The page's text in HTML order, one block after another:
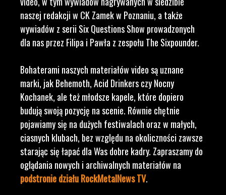
naszej redakcji w CK Zamek w Poznaniu, a także
wywiadów z serii Six Questions Show prowadzonych
dla nas przez Filipa i Pawła z zespołu The Sixpounder.
Bohaterami naszych materiałów video są uznane
marki, jak Behemoth, Acid Drinkers czy Nocny
Kochanek, ale też młodsze kapele, które dopiero
budują swoją pozycję na scenie. Równie chętnie
pojawiamy się na dużych festiwalach oraz w małych,
ciasnych klubach, bez względu na okoliczności zawsze
starając się łapać dla Was dobre kadry. Zapraszamy do
oglądania nowych i archiwalnych materiałów na
podstronie działu RockMetalNews TV.